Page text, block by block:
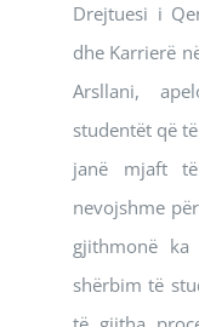
Drejtuesi i
dhe Karrierë
Arsllani,
studentët që
janë mjaft
nevojshme
gjithmonë
shërbim të